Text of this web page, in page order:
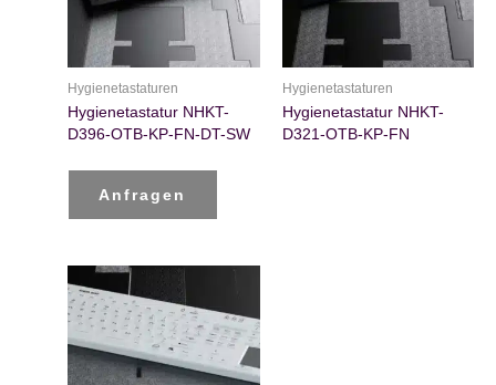
Hygienetastaturen
Hygienetastatur NHKT-
D396-OTB-KP-FN-DT-SW
Anfragen
Hygienetastaturen
Hygienetastatur NHKT-
D321-OTB-KP-FN